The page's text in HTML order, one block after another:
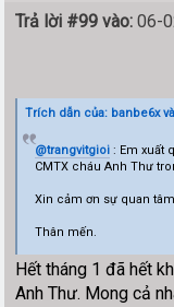
Trả lời #99 vào: 06-
Trích dẫn của: banbe6x
@trangvitgioi: Em xuất
CMTX cháu Anh Thư
Xin cảm ơn sự quan
Thân mến.
Hết tháng 1 đã hết
Anh Thư. Mong cả